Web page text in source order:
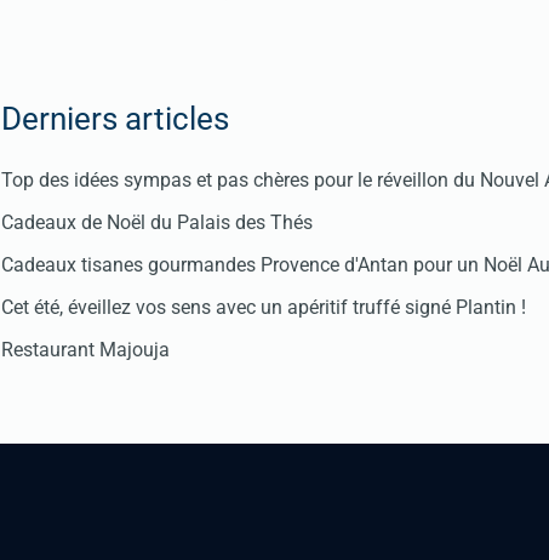
Derniers articles
Top des idées sympas et pas chères pour le réveillon du Nouvel
Cadeaux de Noël du Palais des Thés
Cadeaux tisanes gourmandes Provence d'Antan pour un Noël
Cet été, éveillez vos sens avec un apéritif truffé signé Plantin !
Restaurant Majouja